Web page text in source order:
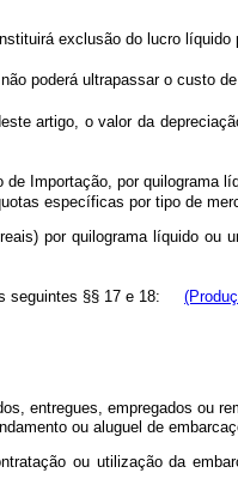
exclusão do lucro
poderá ultrapassar o custo
artigo, o valor da
Importação, por quilograma
específicas por tipo de
por quilograma líquido
seguintes §§ 17 e 18:
entregues, empregados ou
ou aluguel de
ou utilização da